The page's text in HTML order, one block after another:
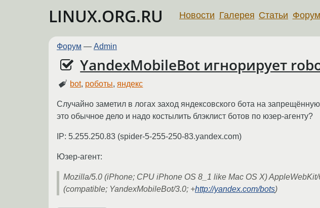
LINUX.ORG.RU Новости Галерея Статьи Форум
Форум — Admin
YandexMobileBot игнорирует
bot, роботы, яндекс
Случайно заметил в логах заход яндексовского бота на
это обычное дело и надо костылить блэклист ботов по юзер-агенту?
IP: 5.255.250.83 (spider-5-255-250-83.yandex.com)
Юзер-агент:
Mozilla/5.0 (iPhone; CPU iPhone OS 8_1 like Mac OS X)
(compatible; YandexMobileBot/3.0; +http://yandex.com/bots)